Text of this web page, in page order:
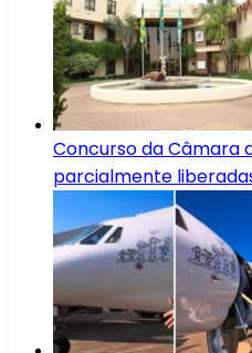
Concurso da Câmara
parcialmente